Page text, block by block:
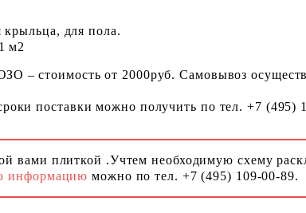
для пола.
м2
– стоимость от 2000руб. Самовывоз
поставки можно получить по тел. +7 (495)
вами плиткой .Учтем необходимую схему
информациюможно по тел. +7 (495) 109-00-89.